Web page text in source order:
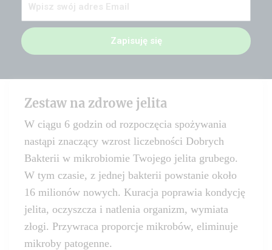
Zapisuję się
Zestaw na zdrowe jelita
W ciągu 6 godzin od rozpoczęcia spożywania
nastąpi znaczący wzrost liczebności Dobrych
Bakterii w mikrobiomie Twojego jelita grubego.
W tym czasie, z jednej bakterii powstanie około
16 milionów nowych. Kuracja poprawia kondycję
jelita, oczyszcza i natlenia organizm, wymiata
złogi. Przywraca proporcje mikrobów, eliminuje
mikroby patogenne.